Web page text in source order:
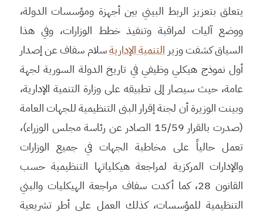
يتعلق بتعزيز الربط البيني بين أجهزة ومؤسسات الدولة،
ووضع آليات لمراقبة وتنفيذ خطط الوزارات، وفي هذا
السياق كشفت وزير التنمية الإداريةسلام سفاف عن إصدار
أول نموذج هيكلي وظيفي في تاريخ الدولة السورية لجهة
عامة، حيث سيصار إلى تطبيقه على وزارة التنمية الإدارية،
وبينت الوزيرة أن لجنة إقرار البنى التنظيمية للجهات العامة
(صدرت بالقرار 15/59 الصادر عن رئاسة مجلس الوزراء)،
تعمل حالياً على مخاطبة الجهات في جميع الوزارات
والإدارات المركزية لمراجعة هيكلياتها التنظيمية حسب
القانون 28، كما أكدت سفاف مراجعة الهيكليات والبني
التنظيمية للمؤسسات، كذلك العمل على أطر تشريعية